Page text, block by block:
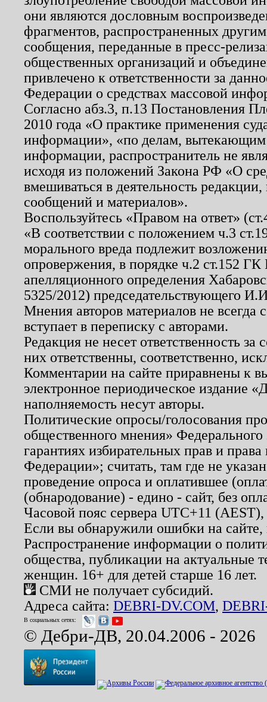
они являются дословным
фрагментов, распространенных
сообщения, переданные в пресс-
общественных организаций и
привлечено к ответственности за
Федерации о средствах массовой
Согласно абз.3, п.13 Постановления
2010 года «О практике применения
информации», «по делам, вытекающим
информации, распространитель не
исходя из положений Закона РФ «О
вмешиваться в деятельность
сообщений и материалов».
Воспользуйтесь «Правом на ответ»
«В соответствии с положением ч.3
морального вреда подлежит
опровержения, в порядке ч.2 ст.152
апелляционного определения
5325/2012) председательствующего
Мнения авторов материалов не
вступает в переписку с авторами.
Редакция не несет ответственность
них ответственны, соответственно,
Комментарии на сайте приравнены к
электронное периодическое издание
наполняемость несут авторы.
Политические опросы/голосования
общественного мнения»
гарантиях избирательных прав и
Федерации»; считать, там где не
проведение опроса и оплатившее
(обнародование) - едино - сайт, без
Часовой пояс сервера UTC+11
Если вы обнаружили ошибки на
Распространение информации о
общества, публикации на актуальные
женщин. 16+ для детей старше 16 лет.
СМИ не получает субсидий.
Адреса сайта: DEBRI-DV.COM,
В социальных сетях:
© Дебри-ДВ, 20.04.2006 - 2026